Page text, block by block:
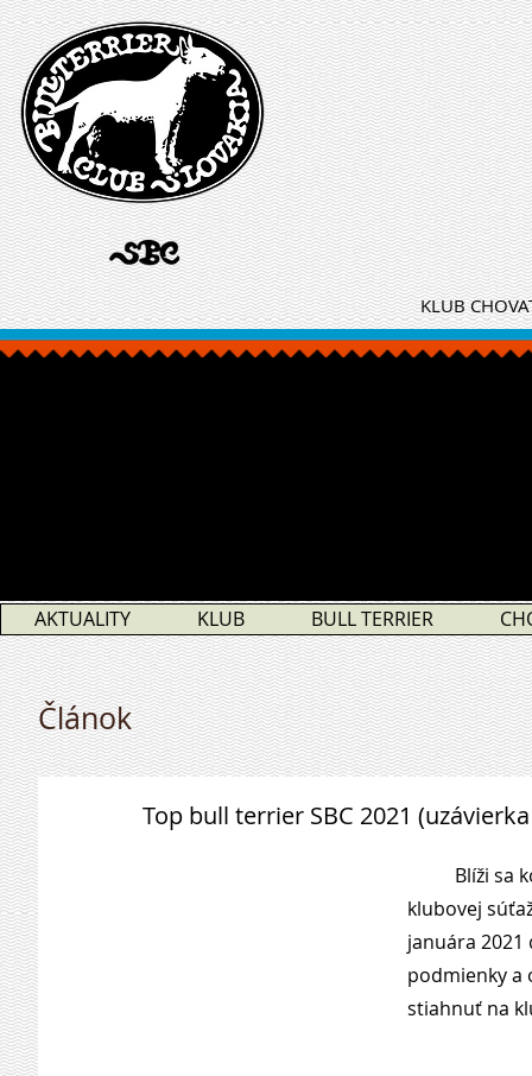
KLUB
AKTUALITY KLUB BULL TERRIER
Článok
Top bull terrier SBC 2021
Blíži
klubovej
januára 2021
podmienky a
stiahnuť na